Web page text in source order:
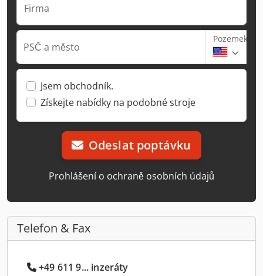
Firma
PSČ a město
Pozemek
Jsem obchodník.
Získejte nabídky na podobné stroje
Odeslat poptávku
Prohlášení o ochraně osobních údajů
Telefon & Fax
+49 611 9... inzeráty